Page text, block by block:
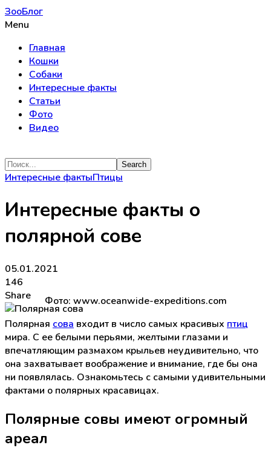
ЗооБлог
Menu
Главная
Кошки
Собаки
Интересные факты
Статьи
Фото
Видео
Интересные фактыПтицы
Интересные факты о
полярной сове
05.01.2021
146
Share
Фото: www.oceanwide-expeditions.com
Полярная сова входит в число самых красивых птиц
мира. С ее белыми перьями, желтыми глазами и
впечатляющим размахом крыльев неудивительно, что
она захватывает воображение и внимание, где бы она
ни появлялась. Ознакомьтесь с самыми удивительными
фактами о полярных красавицах.
Полярные совы имеют огромный
ареал